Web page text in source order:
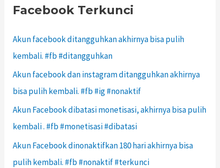
Facebook Terkunci
Akun facebook ditangguhkan akhirnya bisa pulih
kembali. #fb #ditangguhkan
Akun facebook dan instagram ditangguhkan akhirnya
bisa pulih kembali. #fb #ig #nonaktif
Akun Facebook dibatasi monetisasi, akhirnya bisa pulih
kembali . #fb #monetisasi #dibatasi
Akun Facebook dinonaktifkan 180 hari akhirnya bisa
pulih kembali. #fb #nonaktif #terkunci